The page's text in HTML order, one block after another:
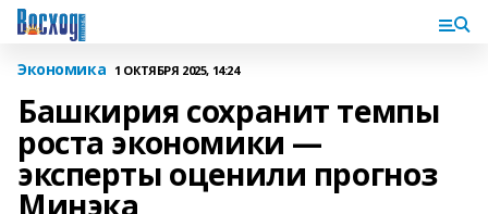
Экономика 1 ОКТЯБРЯ 2025, 14:24
Башкирия сохранит темпы
роста экономики —
эксперты оценили прогноз
Минэка